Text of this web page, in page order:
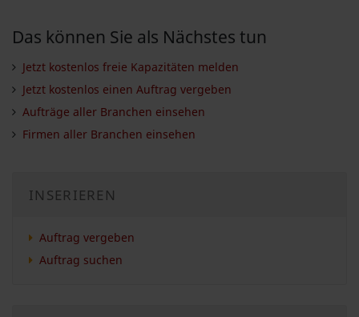
Das können Sie als Nächstes tun
Jetzt kostenlos freie Kapazitäten melden
Jetzt kostenlos einen Auftrag vergeben
Aufträge aller Branchen einsehen
Firmen aller Branchen einsehen
INSERIEREN
Auftrag vergeben
Auftrag suchen